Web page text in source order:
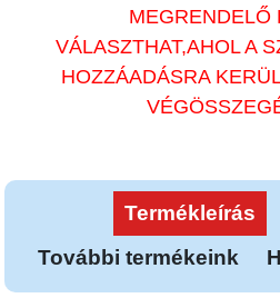
MEGRENDELŐ
VÁLASZTHAT,AHOL A
HOZZÁADÁSRA
Termékleírás
További termékeink